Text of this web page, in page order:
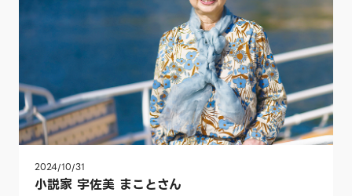
2024/10/31
小説家 宇佐美 まことさん